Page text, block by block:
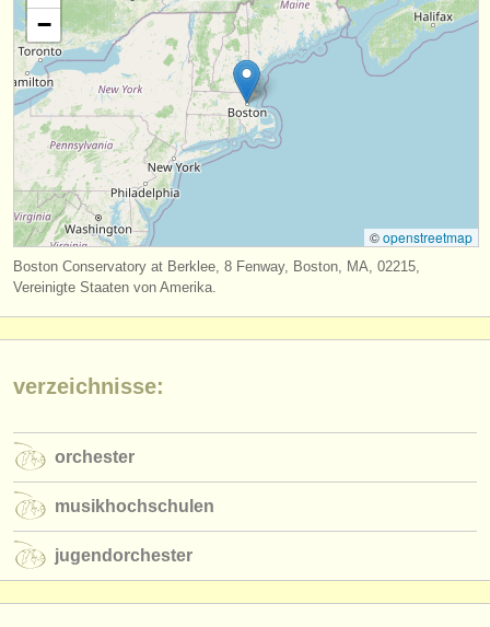
kontakt
rss feeds
nachrichten in der klassischen musik
verlage:
anzeige veröffentlichen
find out about our
ATSfaq
−
©openstreetmap
Boston Conservatory at Berklee, 8 Fenway, Boston, MA, 02215,
Vereinigte Staaten von Amerika.
verzeichnisse:
orchester
musikhochschulen
jugendorchester